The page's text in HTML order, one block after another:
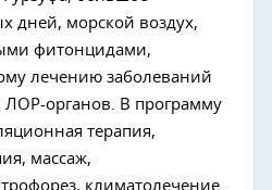
дней, морской воздух,
фитонцидами,
лечению заболеваний
ЛОР-органов. В программу
терапия,
массаж,
климатолечение.